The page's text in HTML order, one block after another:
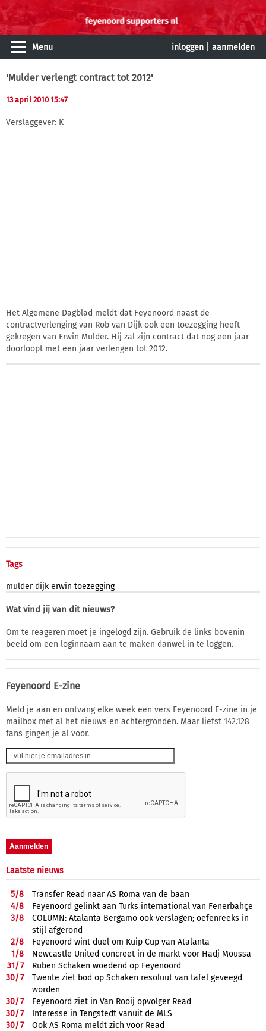
Menu inloggen aanmelden
'Mulder verlengt contract tot 2012'
13 april 2010 15:47
Verslaggever: K
Het Algemene Dagblad meldt dat Feyenoord naast de
contractverlenging van Rob van Dijk ook een toezegging heeft
gekregen van Erwin Mulder. Hij zal zijn contract dat nog een jaar
doorloopt met een jaar verlengen tot 2012.
Tags
mulder dijk erwin toezegging
Wat vind jij van dit nieuws?
Om te reageren moet je ingelogd zijn. Gebruik de links bovenin
beeld om een loginnaam aan te maken danwel in te loggen.
Feyenoord E-zine
Meld je aan en ontvang elke week een vers Feyenoord E-zine in je
mailbox met al het nieuws en achtergronden. Maar liefst 142.128
fans gingen je al voor.
Laatste nieuws
5/8
Transfer Read naar AS Roma van de baan
4/8
Feyenoord gelinkt aan Turks international van Fenerbahçe
3/8
COLUMN: Atalanta Bergamo ook verslagen; oefenreeks in
stijl afgerond
2/8
Feyenoord wint duel om Kuip Cup van Atalanta
1/8
Newcastle United concreet in de markt voor Hadj Moussa
31/7
Ruben Schaken woedend op Feyenoord
30/7
Twente ziet bod op Schaken resoluut van tafel geveegd
worden
30/7
Feyenoord ziet in Van Rooij opvolger Read
30/7
Interesse in Tengstedt vanuit de MLS
30/7
Ook AS Roma meldt zich voor Read